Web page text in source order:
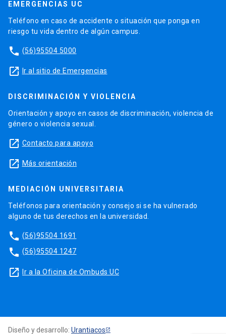
EMERGENCIAS UC
Teléfono en caso de accidente o situación que ponga en
riesgo tu vida dentro de algún campus.
phone (56)95504 5000
launch Ir al sitio de Emergencias
DISCRIMINACIÓN Y VIOLENCIA
Orientación y apoyo en casos de discriminación, violencia de
género o violencia sexual.
launch Contacto para apoyo
launch Más orientación
MEDIACIÓN UNIVERSITARIA
Teléfonos para orientación y consejo si se ha vulnerado
alguno de tus derechos en la universidad.
phone (56)95504 1691
phone (56)95504 1247
launch Ir a la Oficina de Ombuds UC
Diseño y desarrollo: Urantiacos